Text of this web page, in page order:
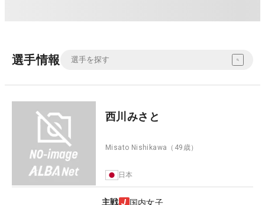
選手情報
西川みさと
Misato Nishikawa （49歳）
日本
主戦 国内女子